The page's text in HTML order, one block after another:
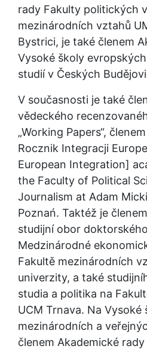
rady Fakulty politických
mezinárodních vztahů
Bystrici, je také členem
Vysoké školy
studií v Českých
V současnosti je také
vědeckého
„Working Papers“,
Rocznik Integracji
European Integration]
the Faculty of Political
Journalism at Adam
Poznań. Taktéž je
studijní obor
Medzinárodné
Fakultě mezinárodních
univerzity, a také
studia a politika na
UCM Trnava. Na Vysoké
mezinárodních a
členem Akademické